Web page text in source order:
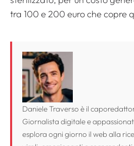
tra 100 e 200 euro che copre
Daniele Traverso è il
Giornalista digitale e
esplora ogni giorno il web alla